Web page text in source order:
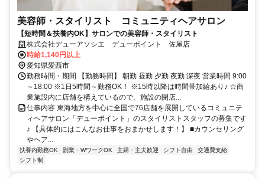
美容師・スタイリスト コミュニティヘアサロン
【短時間＆扶養内OK】サロンでの美容師・スタイリスト
株式会社デューアソシエ デューポイント 佐屋店
時給1,140円以上
愛知県愛西市
勤務時間・期間 【勤務時間】 朝勤 昼勤 夕勤 夜勤 深夜 営業時間 9:00
～18:00 ※1日5時間～勤務OK！ ※15時以降は時間帯加給あり♪ ☆商
業施設内に店舗を構えているので、施設の閉店...
仕事内容 東海地方を中心に全国で76店舗を展開しているコミュニテ
ィヘアサロン「デューポイント」のスタイリストスタッフの募集です
♪ 【具体的にはこんなお仕事をおまかせします！】 ■カウンセリング
やヘア...
扶養内勤務OK 副業・WワークOK 主婦・主夫歓迎 シフト自由
交通費支給
シフト制